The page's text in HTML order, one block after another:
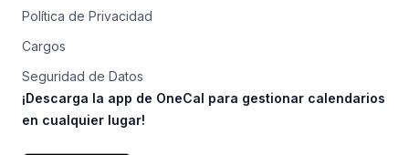
Política de Privacidad
Cargos
Seguridad de Datos
¡Descarga la app de OneCal para gestionar calendarios
en cualquier lugar!